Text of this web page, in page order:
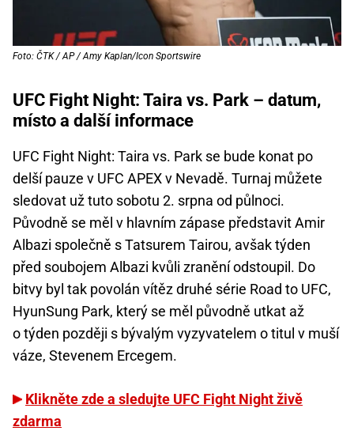
Foto: ČTK / AP / Amy Kaplan/Icon Sportswire
UFC Fight Night: Taira vs. Park – datum,
místo a další informace
UFC Fight Night: Taira vs. Park se bude konat po
delší pauze v UFC APEX v Nevadě. Turnaj můžete
sledovat už tuto sobotu 2. srpna od půlnoci.
Původně se měl v hlavním zápase představit Amir
Albazi společně s Tatsurem Tairou, avšak týden
před soubojem Albazi kvůli zranění odstoupil. Do
bitvy byl tak povolán vítěz druhé série Road to UFC,
HyunSung Park, který se měl původně utkat až
o týden později s bývalým vyzyvatelem o titul v muší
váze, Stevenem Ercegem.
Klikněte zde a sledujte UFC Fight Night živě
zdarma